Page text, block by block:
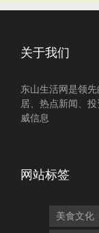
关于我们
东山生活网是领
居、热点新闻、
威信息
网站标签
美食文化